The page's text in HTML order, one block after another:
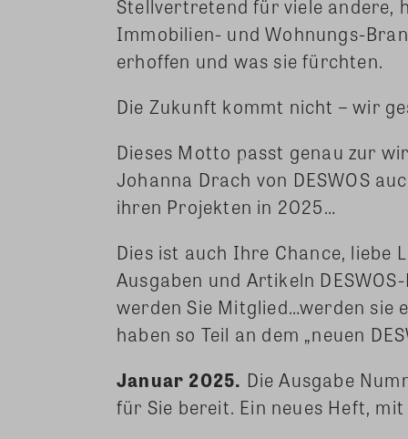
Stellvertretend für viele andere,
Immobilien- und Wohnungs-
erhoffen und was sie fürchten.
Die Zukunft kommt nicht – wir
Dieses Motto passt genau zur
Johanna Drach von DESWOS
ihren Projekten in 2025…
Dies ist auch Ihre Chance, liebe
Ausgaben und Artikeln
werden Sie Mitglied…werden sie
haben so Teil an dem „neuen
Januar 2025. Die Ausgabe
für Sie bereit. Ein neues Heft,